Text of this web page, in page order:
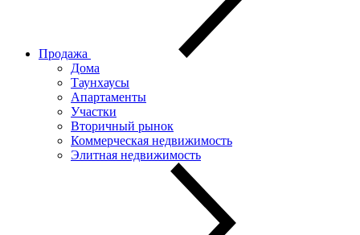
Продажа
Дома
Таунхаусы
Апартаменты
Участки
Вторичный рынок
Коммерческая недвижимость
Элитная недвижимость